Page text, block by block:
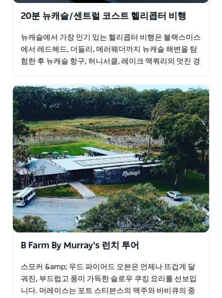
20분 뉴캐슬/센트럴 코스트 헬리콥터 비행
뉴캐슬에서 가장 인기 있는 헬리콥터 비행은 블랙스미스
에서 레드헤드, 더들리, 메러웨더까지 뉴캐슬 해변을 탐
험한 후 뉴캐슬 항구, 허니서클, 레이크 맥쿼리의 멋진 경
라…
B Farm By Murray's 런치 투어
스모커 &amp; 우드 파이어드 오븐은 언제나 뜨겁게 달
궈진, 부드럽고 풍미 가득한 슬로우 쿠킹 요리를 선보입
니다. 머레이스는 포트 스티븐스의 맥주와 바비큐의 중